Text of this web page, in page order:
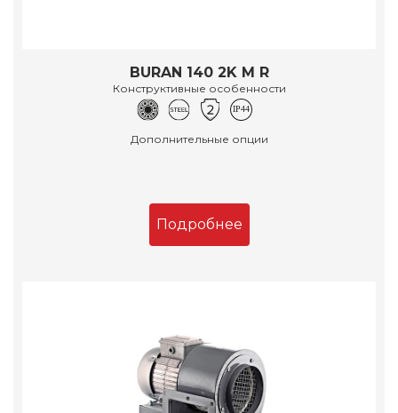
BURAN 140 2K M R
Конструктивные особенности
Дополнительные опции
Подробнее